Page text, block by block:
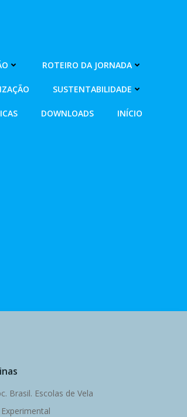
ROTEIRO DA JORNADA
SUSTENTABILIDADE
DOWNLOADS INÍCIO
Brasil. Escolas de Vela